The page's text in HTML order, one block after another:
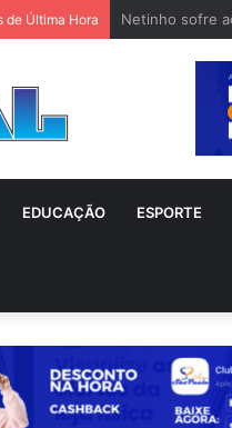
de Última Hora Netinho sofre
EDUCAÇÃO ESPORTE